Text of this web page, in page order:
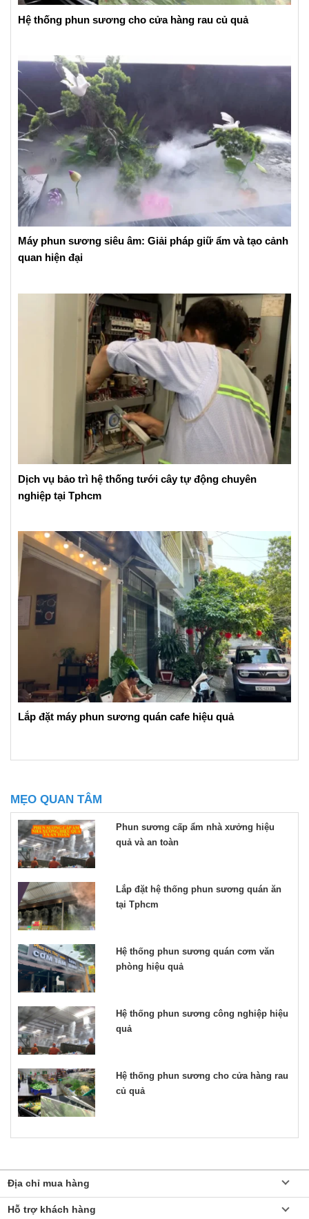
Hệ thống phun sương cho cửa hàng rau củ quả
Máy phun sương siêu âm: Giải pháp giữ ẩm và tạo cảnh
quan hiện đại
Dịch vụ bảo trì hệ thống tưới cây tự động chuyên
nghiệp tại Tphcm
Lắp đặt máy phun sương quán cafe hiệu quả
MẸO QUAN TÂM
Phun sương cấp ẩm nhà xưởng hiệu
quả và an toàn
Lắp đặt hệ thống phun sương quán ăn
tại Tphcm
Hệ thống phun sương quán cơm văn
phòng hiệu quả
Hệ thống phun sương công nghiệp hiệu
quả
Hệ thống phun sương cho cửa hàng rau
củ quả
Địa chỉ mua hàng
Hỗ trợ khách hàng